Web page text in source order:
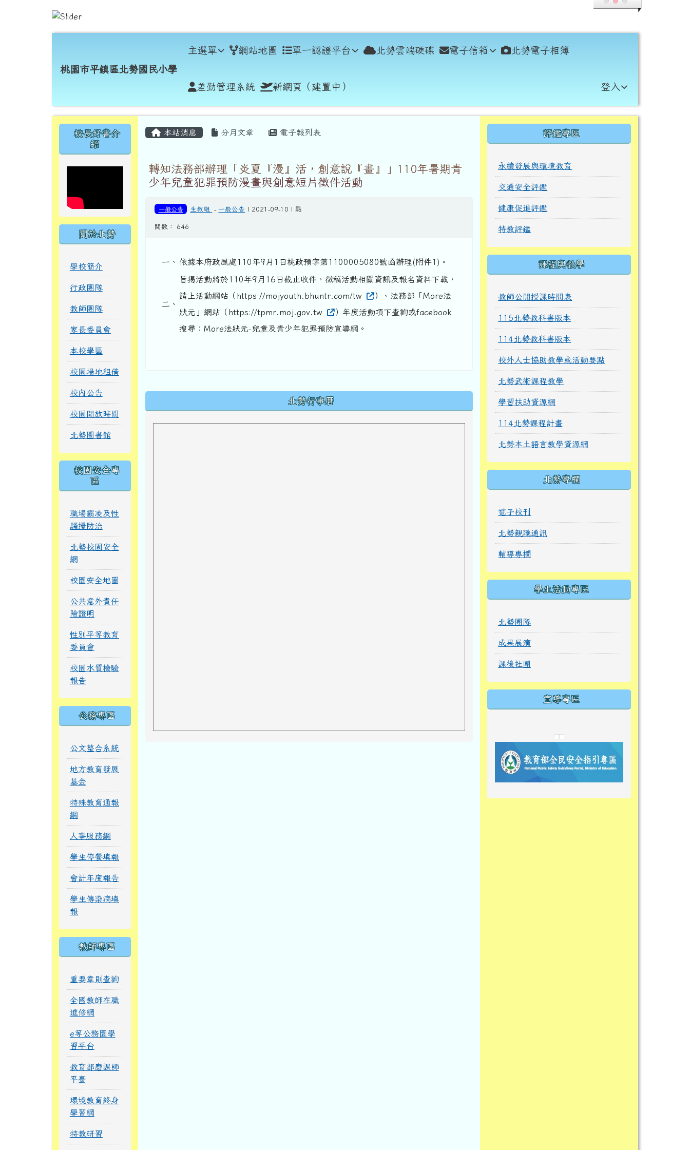
桃園市平鎮區北勢國民小學
桃園市平鎮區北勢國民小學
主選單 網站地圖 單一認證平台 北勢雲端硬碟 電子信箱 北勢電子相簿
差勤管理系統 新網頁（建置中） 登入
左邊區域內容
校長好書介
紹
關於北勢
學校簡介
行政團隊
教師團隊
家長委員會
本校學區
校園場地租借
校內公告
校園開放時間
北勢圖書館
校園安全專
區
職場霸凌及性
騷擾防治
北勢校園安全
網
校園安全地圖
公共意外責任
險證明
性別平等教育
委員會
校園水質檢驗
報告
公務專區
公文整合系統
地方教育發展
基金
特殊教育通報
網
人事服務網
學生停餐填報
會計年度報告
學生傳染病填
報
教師專區
重要章則查詢
全國教師在職
進修網
e等公務園學
習平台
教育部磨課師
平臺
環境教育終身
學習網
特教研習
主內容區域
本站消息 分月文章 電子報列表
轉知法務部辦理「炎夏『漫』活，創意說『畫』」110年暑期青
少年兒童犯罪預防漫畫與創意短片徵件活動
一般公告 生教組 - 一般公告 | 2021-09-10 | 點
閱數： 646
一、 依據本府政風處110年9月1日桃政預字第1100005080號函辦理(附件1)。
二、
旨揭活動將於110年9月16日截止收件，徵稿活動相關資訊及報名資料下載，
請上活動網站（https://mojyouth.bhuntr.com/tw
）、法務部「More法
狀元」網站（https://tpmr.moj.gov.tw
）年度活動項下查詢或facebook
搜尋：More法狀元-兒童及青少年犯罪預防宣導網。
北勢行事曆
右邊區域內容
評鑑專區
永續發展與環境教育
交通安全評鑑
健康促進評鑑
特教評鑑
課程與教學
教師公開授課時間表
115北勢教科書版本
114北勢教科書版本
校外人士協助教學或活動要點
北勢武術課程教學
學習扶助資源網
114北勢課程計畫
北勢本土語言教學資源網
北勢專欄
電子校刊
北勢親職通訊
輔導專欄
學生活動專區
北勢團隊
成果展演
課後社團
宣導專區
link to https://
link to https://eliteracy.edu.tw/
link to https://
link to https://10000.gov.tw/
link to https://eliteracy.edu.tw/
link to https://10000.gov.tw/
link to https://
link to https://
link to https://i.win.org.tw/
link to https://
link to https://
link to https://
link to https://
頁尾區域